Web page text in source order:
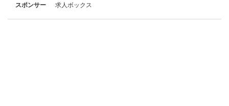
スポンサー
求人ボックス